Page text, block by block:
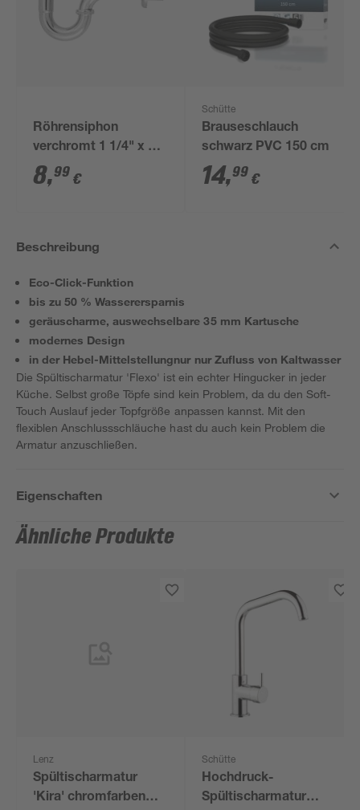
Röhrensiphon
verchromt 1 1/4" x 32
mm
8,99 €
Schütte
Brauseschlauch
schwarz PVC 150 cm
14,99 €
Beschreibung
Eco-Click-Funktion
bis zu 50 % Wasserersparnis
geräuscharme, auswechselbare 35 mm Kartusche
modernes Design
in der Hebel-Mittelstellungnur nur Zufluss von Kaltwasser
Die Spültischarmatur 'Flexo' ist ein echter Hingucker in jeder
Küche. Selbst große Töpfe sind kein Problem, da du den Soft-
Touch Auslauf jeder Topfgröße anpassen kannst. Mit den
flexiblen Anschlussschläuche hast du auch kein Problem die
Armatur anzuschließen.
Eigenschaften
Ähnliche Produkte
Lenz
Spültischarmatur
'Kira' chromfarben
Schütte
Hochdruck-
Spültischarmatur